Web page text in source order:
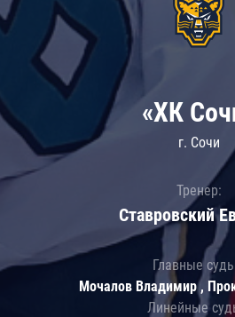
«ХК
г. Сочи
Тренер:
Ставровский
Главные
Мочалов Владимир ,
Линейные